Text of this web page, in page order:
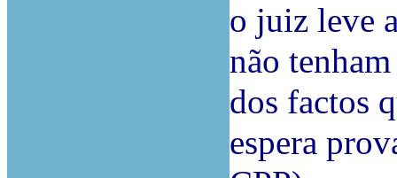
o juiz leve
não
dos factos
espera